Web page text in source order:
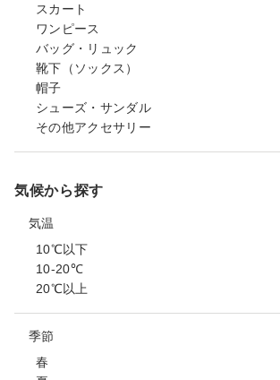
スカート
ワンピース
バッグ・リュック
靴下（ソックス）
帽子
シューズ・サンダル
その他アクセサリー
気候から探す
気温
10℃以下
10-20℃
20℃以上
季節
春